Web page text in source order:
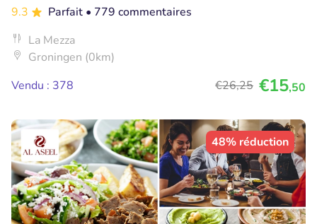
9.3
Parfait • 779 commentaires
La Mezza
Groningen (0km)
Vendu : 378
€26,25 €15,50
48% réduction